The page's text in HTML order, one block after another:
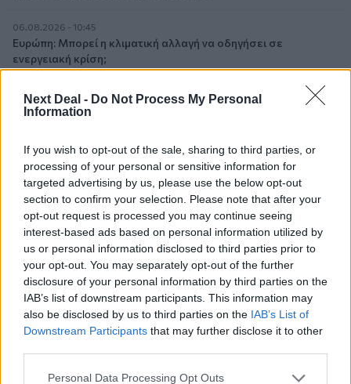
Next Deal - Do Not Process My Personal
Information
If you wish to opt-out of the sale, sharing to third parties, or
processing of your personal or sensitive information for
targeted advertising by us, please use the below opt-out
section to confirm your selection. Please note that after your
opt-out request is processed you may continue seeing
interest-based ads based on personal information utilized by
us or personal information disclosed to third parties prior to
your opt-out. You may separately opt-out of the further
disclosure of your personal information by third parties on the
IAB’s list of downstream participants. This information may
also be disclosed by us to third parties on the IAB’s List of
Downstream Participants that may further disclose it to other
Personal Data Processing Opt Outs
06.08.2026 - 10:45
Ευρώπη: Μπορεί η κλιματική αλλαγή να οδηγήσει σε
ενεργειακή κρίση;
06.08.2026 - 09:15
Στέλιος Λιανός – INTERAMERICAN / Αθηναϊκή Γενική Κλινική
06.08.2026 - 08:40
Η γαλλική «ψήφος» στο «καλώδιο» και τα συμφέροντα, οι
ελληνικές τράπεζες «πρωταθλήτριες» στα δάνεια, νέο deal
Βαρδινογιάννη- Εξάρχου και ο διπλασιασμός των κερδών της
ΔΕΗ
Randy Schekman, Νομπελίστας Ιατρικής: «Σε πέντε χρόνια
μπορεί να έχουμε θεραπεία που αναστέλλει την εξέλιξη του
Πάρκινσον»
05.08.2026
Ε.Ε και παράνομη μετανάστευση: προτάσεις και δράσεις με
παρονομαστή το κοινό συμφέρον